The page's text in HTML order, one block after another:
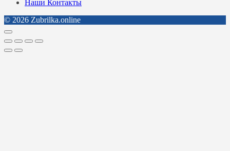
Наши Контакты
© 2026 Zubrilka.online